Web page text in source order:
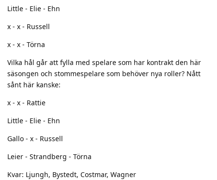
Little - Elie - Ehn
x - x - Russell
x - x - Törna
Vilka hål går att fylla med spelare som har kontrakt den här
säsongen och stommespelare som behöver nya roller? Nått
sånt här kanske:
x - x - Rattie
Little - Elie - Ehn
Gallo - x - Russell
Leier - Strandberg - Törna
Kvar: Ljungh, Bystedt, Costmar, Wagner